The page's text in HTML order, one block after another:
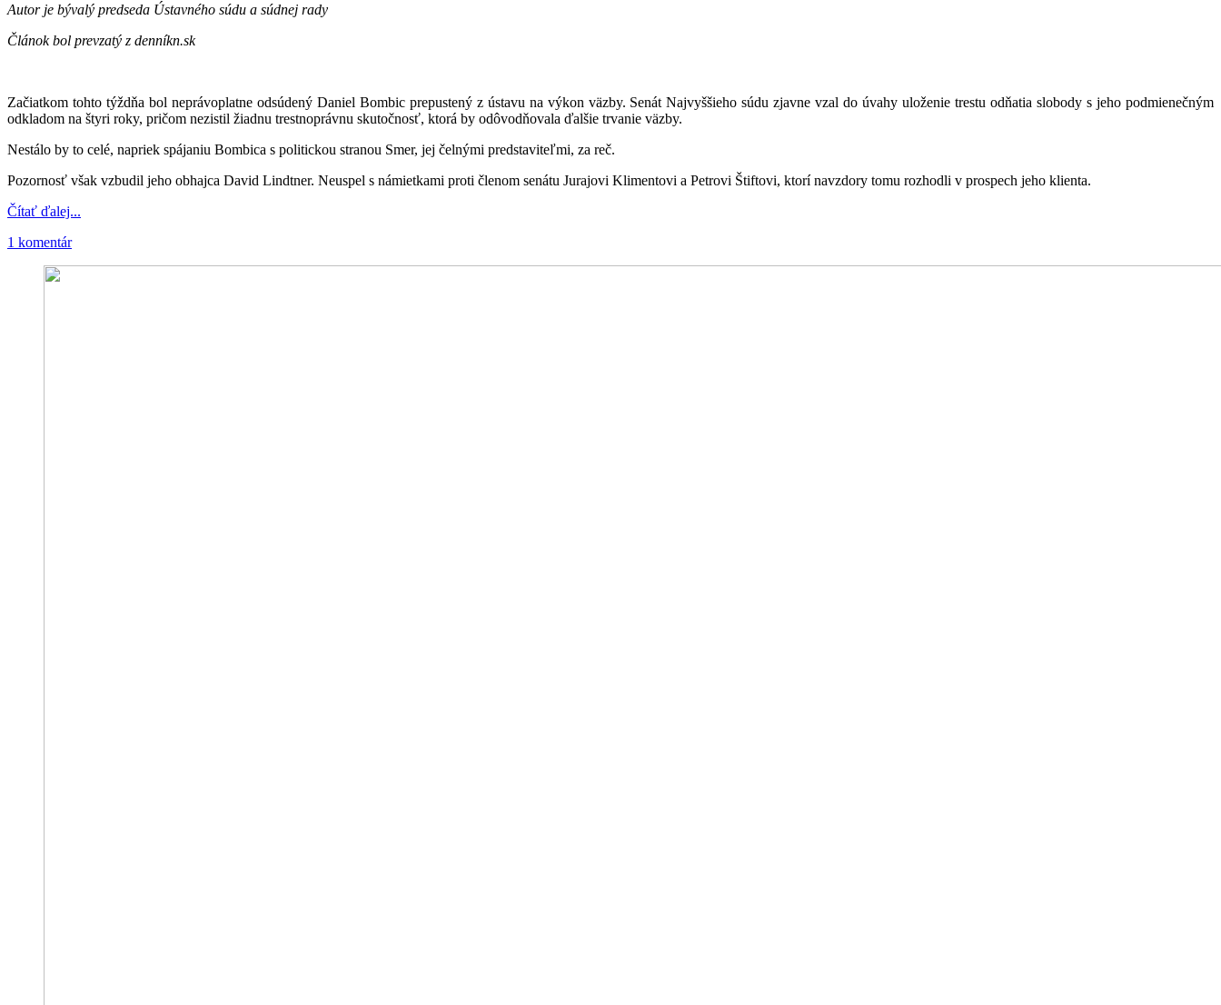
Autor je bývalý predseda Ústavného súdu a súdnej rady
Článok bol prevzatý z denníkn.sk
Začiatkom tohto týždňa bol neprávoplatne odsúdený Daniel Bombic prepustený z ústavu na výkon väzby. Senát Najvyššieho súdu zjavne vzal do úvahy uloženie trestu odňatia slobody s jeho podmienečným
odkladom na štyri roky, pričom nezistil žiadnu trestnoprávnu skutočnosť, ktorá by odôvodňovala ďalšie trvanie väzby.
Nestálo by to celé, napriek spájaniu Bombica s politickou stranou Smer, jej čelnými predstaviteľmi, za reč.
Pozornosť však vzbudil jeho obhajca David Lindtner. Neuspel s námietkami proti členom senátu Jurajovi Klimentovi a Petrovi Štiftovi, ktorí navzdory tomu rozhodli v prospech jeho klienta.
Čítať ďalej...
1 komentár